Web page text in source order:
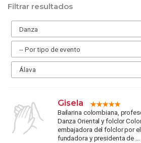
Filtrar resultados
Gisela
Bailarina colombiana,
Danza Oriental y folclor
embajadora del folclor por
fundadora y presidenta de ...